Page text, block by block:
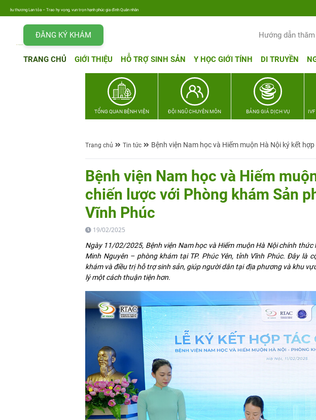
Trao hy vọng, vun trọn hạnh phúc gia đình Quân nhân
ĐĂNG KÝ KHÁM Hướng dẫn
TRANG CHỦ GIỚI THIỆU HỖ TRỢ SINH SẢN Y HỌC GIỚI TÍNH DI TRUYỀN
TỔNG QUAN BỆNH VIỆN ĐỘI NGŨ CHUYÊN MÔN BẢNG GIÁ DỊCH VỤ
Trang chủ Tin tức Bệnh viện Nam học và Hiếm muộn Hà Nội ký kết
Bệnh viện Nam học và Hiếm
chiến lược với Phòng khám Sản
Vĩnh Phúc
19/02/2025
Ngày 11/02/2025, Bệnh viện Nam học và Hiếm muộn Hà Nội chính
Minh Nguyên – phòng khám tại TP. Phúc Yên, tỉnh Vĩnh Phúc. Đây
khám và điều trị hỗ trợ sinh sản, giúp người dân tại địa phương và khu
lý một cách thuận tiện hơn.